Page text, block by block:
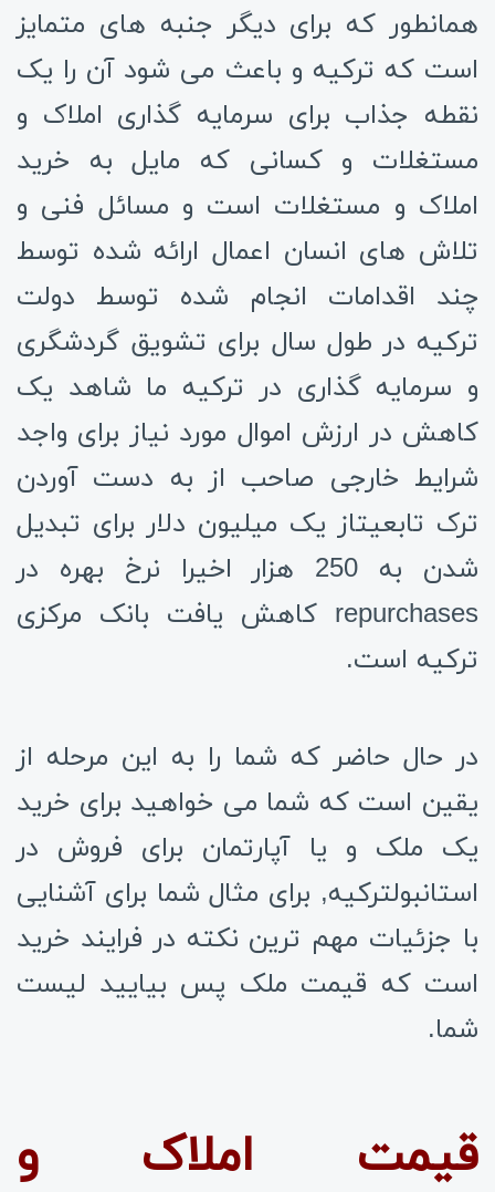
همانطور که برای دیگر جنبه های متمایز
است که ترکیه و باعث می شود آن را یک
نقطه جذاب برای سرمایه گذاری املاک و
مستغلات و کسانی که مایل به خرید
املاک و مستغلات است و مسائل فنی و
تلاش های انسان اعمال ارائه شده توسط
چند اقدامات انجام شده توسط دولت
ترکیه در طول سال برای تشویق گردشگری
و سرمایه گذاری در ترکیه ما شاهد یک
کاهش در ارزش اموال مورد نیاز برای واجد
شرایط خارجی صاحب از به دست آوردن
ترک تابعیتاز یک میلیون دلار برای تبدیل
شدن به 250 هزار اخیرا نرخ بهره در
repurchases کاهش یافت بانک مرکزی
ترکیه است.
در حال حاضر که شما را به این مرحله از
یقین است که شما می خواهید برای خرید
یک ملک و یاآپارتمان برای فروش در
استانبولترکیه, برای مثال شما برای آشنایی
با جزئیات مهم ترین نکته در فرایند خرید
است که قیمت ملک پس بیایید لیست
شما.
قیمت املاک و